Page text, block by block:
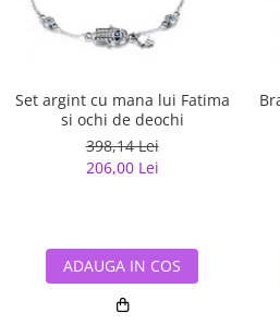
Set argint cu mana lui Fatima
si ochi de deochi
398,14 Lei
206,00 Lei
ADAUGA IN COS